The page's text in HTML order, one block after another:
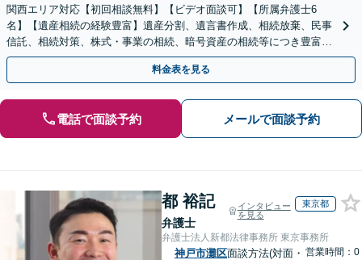
関西エリア対応【初回相談無料】【ビデオ面談可】【所属弁護士6
名】【遺産相続の経験豊富】遺産分割、遺言書作成、相続放棄、民事
信託、相続対策、株式・事業の相続、暗号資産の相続等につき豊富な
対応実績。【バリアフリー】【完全個室対応】
料金表を見る
電話で面談予約 メールで面談予約
都 裕記
弁護士
インタビュー
を見る
東京都
弁護士法人新都法律事務所 東京事務所
神戸市灘区面談方法(対面・ 営業時間：0